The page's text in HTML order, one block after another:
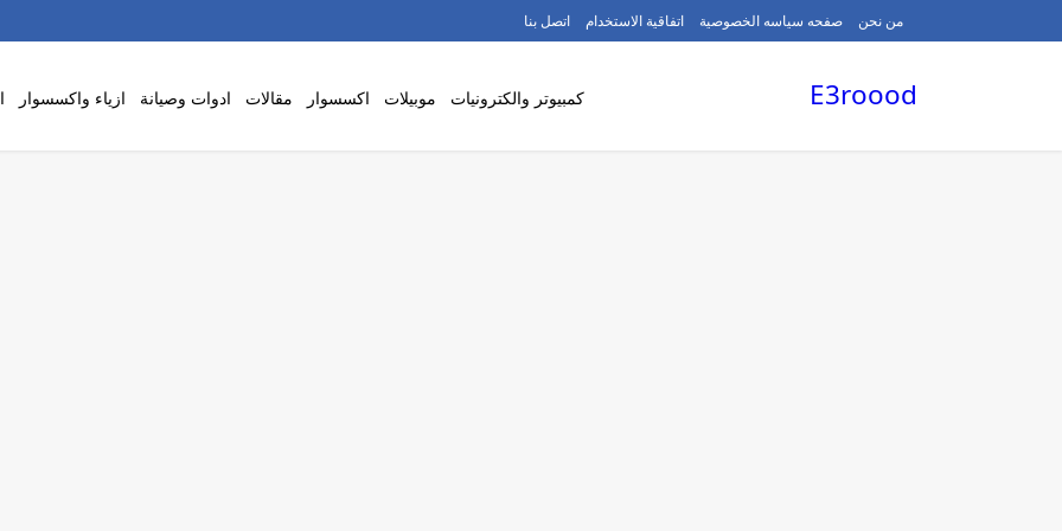
من نحن صفحه سياسه الخصوصية اتفاقية الاستخدام اتصل بنا
E3roood كمبيوتر والكترونيات موبيلات اكسسوار مقالات ادوات وصيانة ازياء واكسسوار